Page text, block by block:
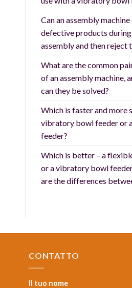
Can an assembly
defective products during
assembly and then reject
What are the common
of an assembly machine,
can they be solved?
Which is faster and more
vibratory bowl feeder or
feeder?
Which is better – a
or a vibratory bowl
are the differences
CONTATTO
Il tuo nome